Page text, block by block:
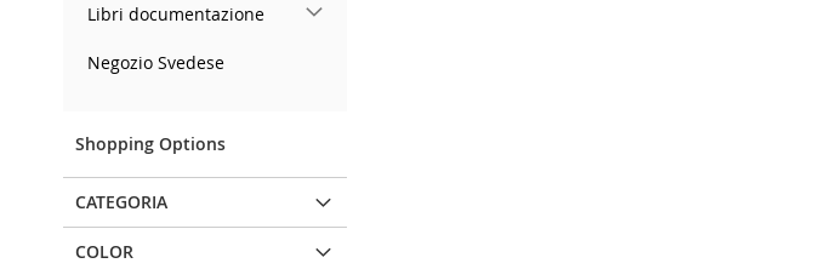
Libri documentazione
Negozio Svedese
Shopping Options
CATEGORIA
COLOR